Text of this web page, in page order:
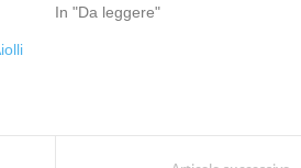
In "Da leggere"